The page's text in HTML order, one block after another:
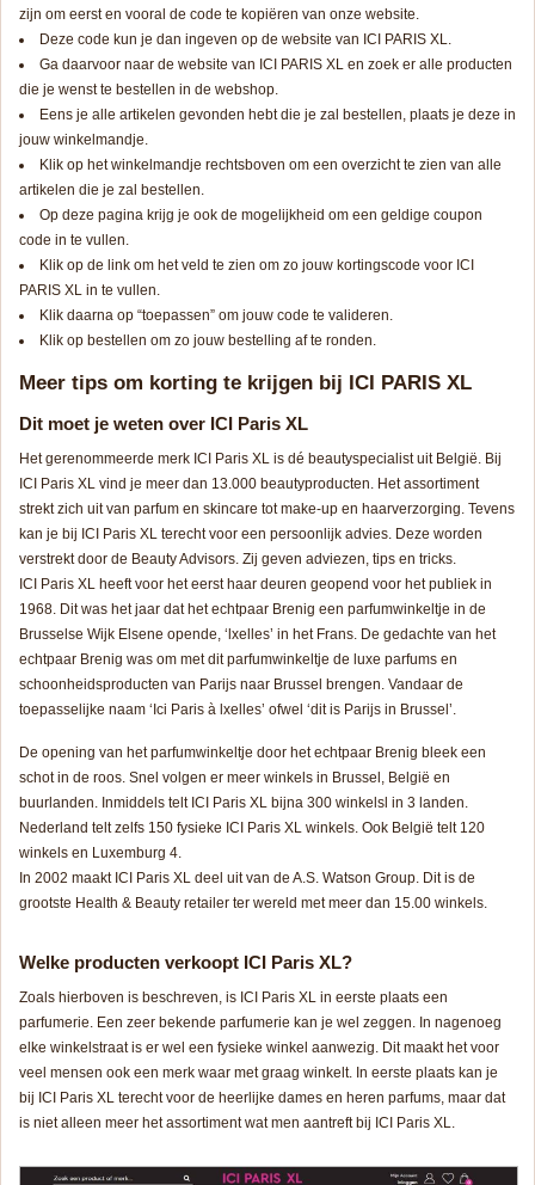
zijn om eerst en vooral de code te kopiëren van onze website.
Deze code kun je dan ingeven op de website van ICI PARIS XL.
Ga daarvoor naar de website van ICI PARIS XL en zoek er alle producten
die je wenst te bestellen in de webshop.
Eens je alle artikelen gevonden hebt die je zal bestellen, plaats je deze in
jouw winkelmandje.
Klik op het winkelmandje rechtsboven om een overzicht te zien van alle
artikelen die je zal bestellen.
Op deze pagina krijg je ook de mogelijkheid om een geldige coupon
code in te vullen.
Klik op de link om het veld te zien om zo jouw kortingscode voor ICI
PARIS XL in te vullen.
Klik daarna op “toepassen” om jouw code te valideren.
Klik op bestellen om zo jouw bestelling af te ronden.
Meer tips om korting te krijgen bij ICI PARIS XL
Dit moet je weten over ICI Paris XL
Het gerenommeerde merk ICI Paris XL is dé beautyspecialist uit België. Bij
ICI Paris XL vind je meer dan 13.000 beautyproducten. Het assortiment
strekt zich uit van parfum en skincare tot make-up en haarverzorging. Tevens
kan je bij ICI Paris XL terecht voor een persoonlijk advies. Deze worden
verstrekt door de Beauty Advisors. Zij geven adviezen, tips en tricks.
ICI Paris XL heeft voor het eerst haar deuren geopend voor het publiek in
1968. Dit was het jaar dat het echtpaar Brenig een parfumwinkeltje in de
Brusselse Wijk Elsene opende, ‘lxelles’ in het Frans. De gedachte van het
echtpaar Brenig was om met dit parfumwinkeltje de luxe parfums en
schoonheidsproducten van Parijs naar Brussel brengen. Vandaar de
toepasselijke naam ‘Ici Paris à lxelles’ ofwel ‘dit is Parijs in Brussel’.
De opening van het parfumwinkeltje door het echtpaar Brenig bleek een
schot in de roos. Snel volgen er meer winkels in Brussel, België en
buurlanden. Inmiddels telt ICI Paris XL bijna 300 winkelsl in 3 landen.
Nederland telt zelfs 150 fysieke ICI Paris XL winkels. Ook België telt 120
winkels en Luxemburg 4.
In 2002 maakt ICI Paris XL deel uit van de A.S. Watson Group. Dit is de
grootste Health & Beauty retailer ter wereld met meer dan 15.00 winkels.
Welke producten verkoopt ICI Paris XL?
Zoals hierboven is beschreven, is ICI Paris XL in eerste plaats een
parfumerie. Een zeer bekende parfumerie kan je wel zeggen. In nagenoeg
elke winkelstraat is er wel een fysieke winkel aanwezig. Dit maakt het voor
veel mensen ook een merk waar met graag winkelt. In eerste plaats kan je
bij ICI Paris XL terecht voor de heerlijke dames en heren parfums, maar dat
is niet alleen meer het assortiment wat men aantreft bij ICI Paris XL.